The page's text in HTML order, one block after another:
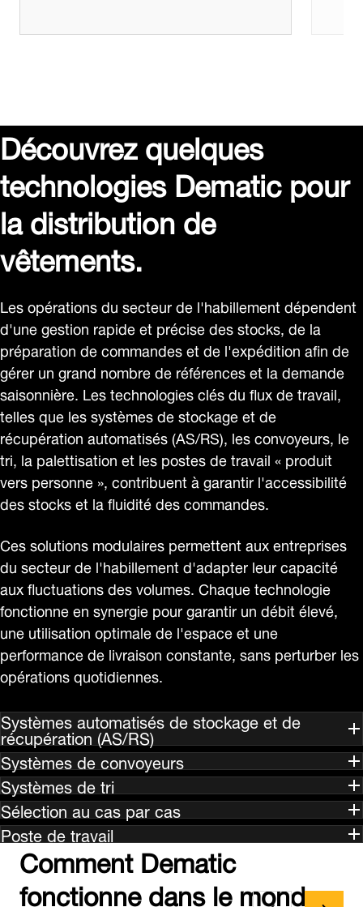
Découvrez quelques
technologies Dematic pour
la distribution de
vêtements.
Les opérations du secteur de l'habillement dépendent
d'une gestion rapide et précise des stocks, de la
préparation de commandes et de l'expédition afin de
gérer un grand nombre de références et la demande
saisonnière. Les technologies clés du flux de travail,
telles que les systèmes de stockage et de
récupération automatisés (AS/RS), les convoyeurs, le
tri, la palettisation et les postes de travail « produit
vers personne », contribuent à garantir l'accessibilité
des stocks et la fluidité des commandes.
Ces solutions modulaires permettent aux entreprises
du secteur de l'habillement d'adapter leur capacité
aux fluctuations des volumes. Chaque technologie
fonctionne en synergie pour garantir un débit élevé,
une utilisation optimale de l'espace et une
performance de livraison constante, sans perturber les
opérations quotidiennes.
Systèmes automatisés de stockage et de
récupération (AS/RS)
Systèmes de convoyeurs
Systèmes de tri
Sélection au cas par cas
Poste de travail
Comment Dematic
fonctionne dans le monde